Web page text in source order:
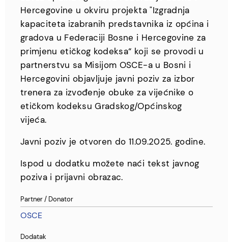
Hercegovine u okviru projekta "Izgradnja
kapaciteta izabranih predstavnika iz općina i
gradova u Federaciji Bosne i Hercegovine za
primjenu etičkog kodeksa“ koji se provodi u
partnerstvu sa Misijom OSCE-a u Bosni i
Hercegovini objavljuje javni poziv za izbor
trenera za izvođenje obuke za vijećnike o
etičkom kodeksu Gradskog/Općinskog
vijeća.
Javni poziv je otvoren do 11.09.2025. godine.
Ispod u dodatku možete naći tekst javnog
poziva i prijavni obrazac.
Partner / Donator
OSCE
Dodatak